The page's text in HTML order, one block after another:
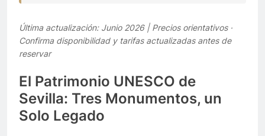
Última actualización: Junio 2026 | Precios orientativos ·
Confirma disponibilidad y tarifas actualizadas antes de
reservar
El Patrimonio UNESCO de
Sevilla: Tres Monumentos, un
Solo Legado